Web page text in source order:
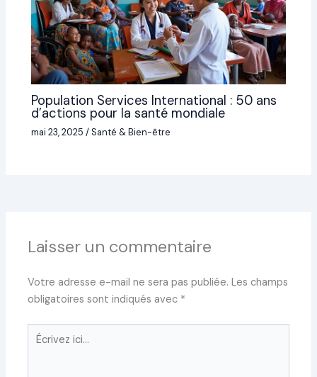
Population Services International : 50 ans
d’actions pour la santé mondiale
mai 23, 2025/Santé & Bien-être
Laisser un commentaire
Votre adresse e-mail ne sera pas publiée. Les champs
obligatoires sont indiqués avec *
Écrivez